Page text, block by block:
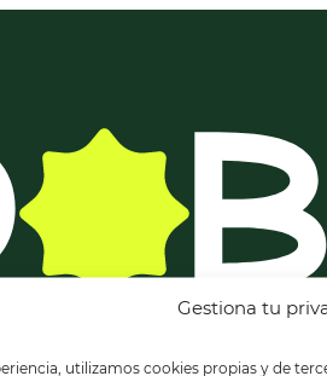
Gestiona tu
utilizamos cookies propias y de